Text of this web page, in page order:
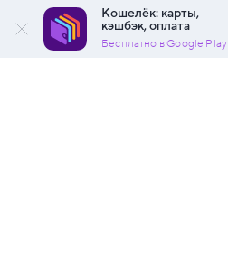
Кошелёк: карты,
кэшбэк, оплата
Бесплатно в Google Play